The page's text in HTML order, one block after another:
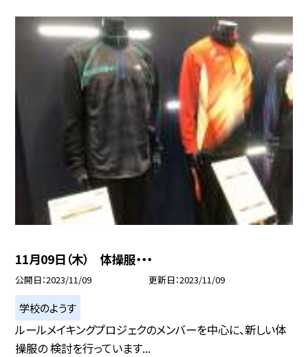
11月09日（木） 体操服・・・
公開日 2023/11/09 更新日 2023/11/09
学校のようす
ルールメイキングプロジェクのメンバーを中心に、新しい体
操服の 検討を行っています...